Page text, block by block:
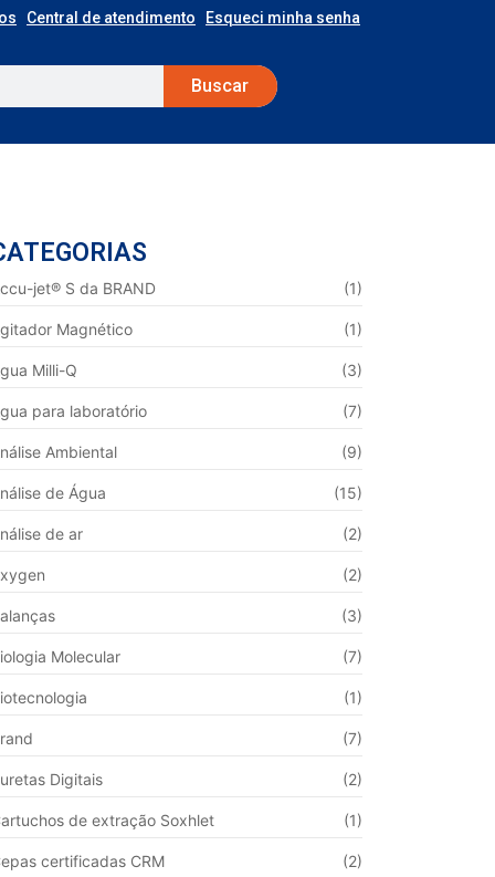
Central de atendimento Esqueci minha senha
Buscar
jet® S da BRAND (1)
Magnético (1)
Milli-Q (3)
para laboratório (7)
Ambiental (9)
de Água (15)
de ar (2)
(2)
(3)
Molecular (7)
(1)
(7)
Digitais (2)
de extração Soxhlet (1)
certificadas CRM (2)